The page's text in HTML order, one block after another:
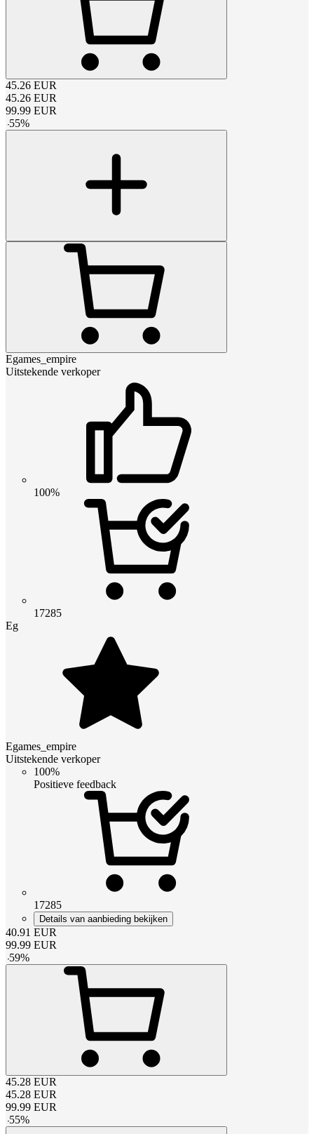
45.26 EUR
45.26 EUR
99.99 EUR
-55%
Egames_empire
Uitstekende verkoper
100%
17285
Eg
Egames_empire
Uitstekende verkoper
100%
Positieve feedback
17285
Details van aanbieding bekijken
40.91 EUR
99.99 EUR
-59%
45.28 EUR
45.28 EUR
99.99 EUR
-55%